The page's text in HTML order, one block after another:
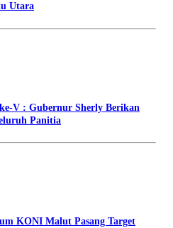
Utara
V : Gubernur Sherly Berikan
Panitia
KONI Malut Pasang Target